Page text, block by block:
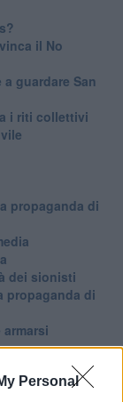
Personal
il No
guardare San
i riti collettivi
propaganda di
dei sionisti
propaganda di
carne e dei